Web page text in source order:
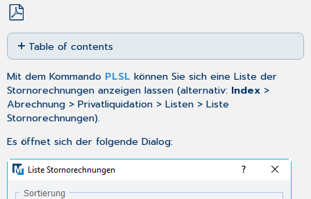
Save
as
PDF
Table of contents
No
headers
Mit dem Kommando PLSL können Sie sich eine Liste der
Stornorechnungen anzeigen lassen (alternativ: Index >
Abrechnung > Privatliquidation > Listen > Liste
Stornorechnungen).
Es öffnet sich der folgende Dialog: